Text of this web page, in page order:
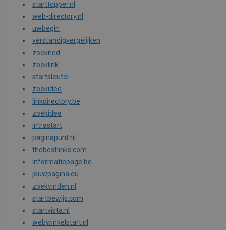
starttopper.nl
web-directory.nl
uwbegin
verstandigvergelijken
zoekned
zoeklink
startsleutel
zoekidee
linkdirectory.be
zoekidee
intrastart
paginapunt.nl
thebestlinks.com
informatiepage.be
jouwpagina.eu
zoekvinden.nl
startbewijs.com
startvista.nl
webwinkelstart.nl